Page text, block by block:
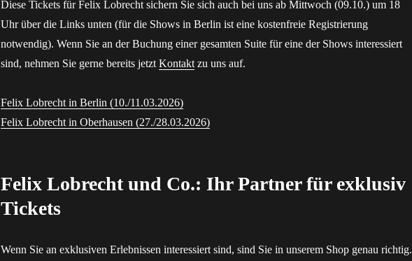
Diese Tickets für Felix Lobrecht sichern Sie sich auch bei uns ab Mittwoch (09.10.) um 18
Uhr über die Links unten (für die Shows in Berlin ist eine kostenfreie Registrierung
notwendig). Wenn Sie an der Buchung einer gesamten Suite für eine der Shows interessiert
sind, nehmen Sie gerne bereits jetztKontakt zu uns auf.
Felix Lobrecht in Berlin (10./11.03.2026)
Felix Lobrecht in Oberhausen (27./28.03.2026)
Felix Lobrecht und Co.: Ihr Partner für exklusiv
Tickets
Wenn Sie an exklusiven Erlebnissen interessiert sind, sind Sie in unserem Shop genau richtig.